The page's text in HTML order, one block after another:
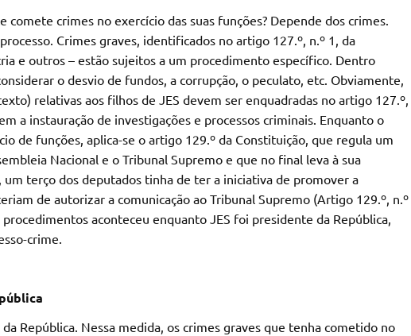
crimes no exercício das suas funções? Depende dos crimes.
Crimes graves, identificados no artigo 127.º, n.º 1, da
e outros – estão sujeitos a um procedimento específico. Dentro
o desvio de fundos, a corrupção, o peculato, etc. Obviamente,
relativas aos filhos de JES devem ser enquadradas no artigo 127.º,
a instauração de investigações e processos criminais. Enquanto o
de funções, aplica-se o artigo 129.º da Constituição, que regula um
Nacional e o Tribunal Supremo e que no final leva à sua
terço dos deputados tinha de ter a iniciativa de promover a
de autorizar a comunicação ao Tribunal Supremo (Artigo 129.º, n.º
aconteceu enquanto JES foi presidente da República,
crime.
República. Nessa medida, os crimes graves que tenha cometido no